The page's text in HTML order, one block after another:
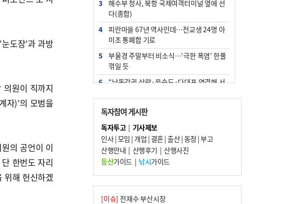
도장’과 과방
원이 직까지
자)’의 모범을
의 공언이 이
한번도 자리
위해 헌신하겠
3
해수부 청사, 북항 국제여객터미널 옆에 선
다(종합)
4
피란마을 67년 역사인데…전교생 24명 아
미초 통폐합 기로
5
부울경 주말부터 비소식…‘극한 폭염’ 한풀
꺾일 듯
6
“낙동강권 삼락·을숙도·다대포 연결해 서
7
오늘의 날씨- 2026년 8월 7일
8
외국인 선원 ‘인신매매 경유지’ 된 부산…
우려가 현실로
9
[사설] 해수부 신청사 북항으로 확정, 해양
수도 도약의 전환점
10 르노 못 타는 부산시장…관용차 규정에 막
힌 지역기업 응원
독자참여 게시판
독자투고| 기사제보
인사|모임 | 개업 | 결혼|출산|동정 |부고
산행안내 | 산행후기 | 산행사진
등산가이드| 낚시가이드
[이슈] 전재수 부산시장